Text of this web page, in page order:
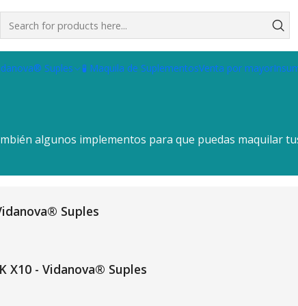
Suples 🧪 Maquila de SuplementosVenta por mayor
algunos implementos para que puedas maquilar
Suples
X10 - Vidanova® Suples